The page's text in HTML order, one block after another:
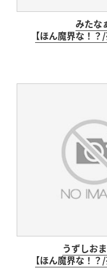
みたな
【ほん魔界な！？
うずしお
【ほん魔界な！？